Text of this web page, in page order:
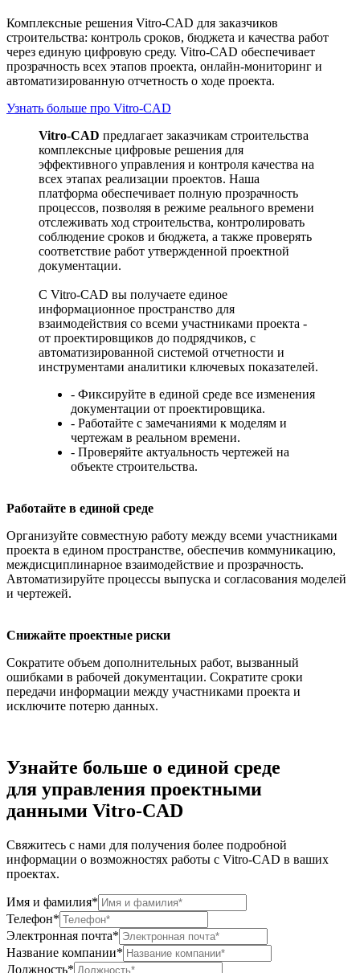
Комплексные решения Vitro-CAD для заказчиков
строительства: контроль сроков, бюджета и качества работ
через единую цифровую среду. Vitro-CAD обеспечивает
прозрачность всех этапов проекта, онлайн-мониторинг и
автоматизированную отчетность о ходе проекта.
Узнать больше про Vitro-CAD
Vitro-CAD предлагает заказчикам строительства
комплексные цифровые решения для
эффективного управления и контроля качества на
всех этапах реализации проектов. Наша
платформа обеспечивает полную прозрачность
процессов, позволяя в режиме реального времени
отслеживать ход строительства, контролировать
соблюдение сроков и бюджета, а также проверять
соответствие работ утвержденной проектной
документации.
С Vitro-CAD вы получаете единое
информационное пространство для
взаимодействия со всеми участниками проекта -
от проектировщиков до подрядчиков, с
автоматизированной системой отчетности и
инструментами аналитики ключевых показателей.
- Фиксируйте в единой среде все изменения
документации от проектировщика.
- Работайте с замечаниями к моделям и
чертежам в реальном времени.
- Проверяйте актуальность чертежей на
объекте строительства.
Работайте в единой среде
Организуйте совместную работу между всеми участниками
проекта в едином пространстве, обеспечив коммуникацию,
междисциплинарное взаимодействие и прозрачность.
Автоматизируйте процессы выпуска и согласования моделей
и чертежей.
Снижайте проектные риски
Сократите объем дополнительных работ, вызванный
ошибками в рабочей документации. Сократите сроки
передачи информации между участниками проекта и
исключите потерю данных.
Узнайте больше о единой среде
для управления проектными
данными Vitro-CAD
Свяжитесь с нами для получения более подробной
информации о возможностях работы с Vitro-CAD в ваших
проектах.
Имя и фамилия*
Телефон*
Электронная почта*
Название компании*
Должность*